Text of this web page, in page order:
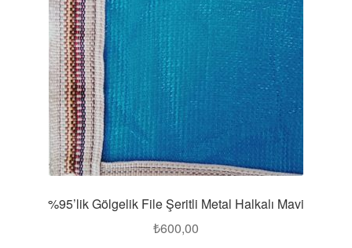
%95’lik Gölgelik File Şeritli Metal Halkalı Mavi
₺600,00